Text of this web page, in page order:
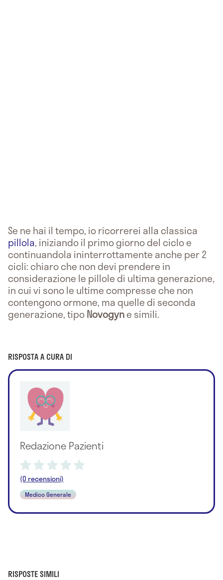
Se ne hai il tempo, io ricorrerei alla classica
pillola, iniziando il primo giorno del ciclo e
continuandola ininterrottamente anche per 2
cicli: chiaro che non devi prendere in
considerazione le pillole di ultima generazione,
in cui vi sono le ultime compresse che non
contengono ormone, ma quelle di seconda
generazione, tipoNovogyne simili.
RISPOSTA A CURA DI
Redazione Pazienti
(0 recensioni)
Medico Generale
RISPOSTE SIMILI